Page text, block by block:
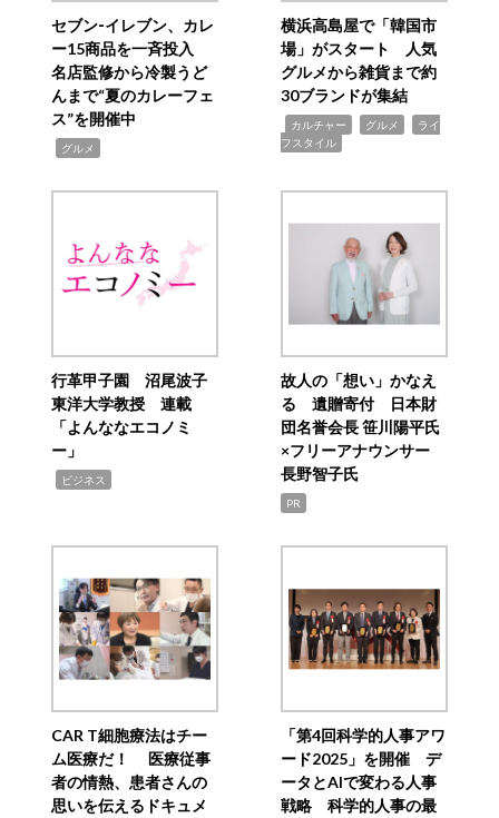
セブン‐イレブン、カレ
ー15商品を一斉投入
名店監修から冷製うど
んまで“夏のカレーフェ
ス”を開催中
グルメ
横浜高島屋で「韓国市
場」がスタート 人気
グルメから雑貨まで約
30ブランドが集結
カルチャー グルメ
ライ
フスタイル
行革甲子園 沼尾波子
東洋大学教授 連載
「よんななエコノミ
ー」
ビジネス
故人の「想い」かなえ
る 遺贈寄付 日本財
団名誉会長 笹川陽平氏
×フリーアナウンサー
長野智子氏
PR
CAR T細胞療法はチー
ム医療だ！ 医療従事
者の情熱、患者さんの
思いを伝えるドキュメ
「第4回科学的人事アワ
ード2025」を開催 デ
ータとAIで変わる人事
戦略 科学的人事の最